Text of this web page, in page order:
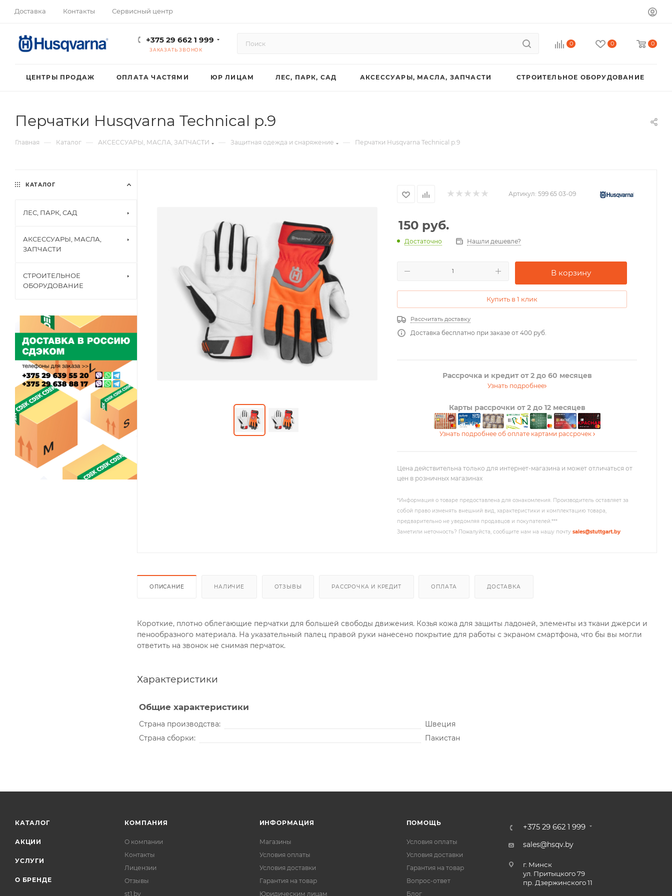
Доставка Контакты Сервисный центр
+375 29 662 1 999
ЗАКАЗАТЬ ЗВОНОК
0 0 0
ЦЕНТРЫ ПРОДАЖ ОПЛАТА ЧАСТЯМИ ЮР ЛИЦАМ ЛЕС, ПАРК, САД АКСЕССУАРЫ, МАСЛА, ЗАПЧАСТИ СТРОИТЕЛЬНОЕ ОБОРУДОВАНИЕ
Перчатки Husqvarna Technical р.9
Главная — Каталог — АКСЕССУАРЫ, МАСЛА, ЗАПЧАСТИ — Защитная одежда и снаряжение — Перчатки Husqvarna Technical р.9
Артикул: 599 65 03-09
150 руб.
Достаточно Нашли дешевле?
В корзину
Купить в 1 клик
Рассчитать доставку
Доставка бесплатно при заказе от 400 руб.
Рассрочка и кредит от 2 до 60 месяцев
Узнать подробнее
Карты рассрочки от 2 до 12 месяцев
Узнать подробнее об оплате картами рассрочек
Цена действительна только для интернет-магазина и может отличаться от
цен в розничных магазинах
*Информация о товаре предоставлена для ознакомления. Производитель оставляет за
собой право изменять внешний вид, характеристики и комплектацию товара,
предварительно не уведомляя продавцов и покупателей.***
Заметили неточность? Пожалуйста, сообщите нам на нашу почту sales@stuttgart.by
ОПИСАНИЕ НАЛИЧИЕ ОТЗЫВЫ РАССРОЧКА И КРЕДИТ ОПЛАТА ДОСТАВКА
Короткие, плотно облегающие перчатки для большей свободы движения. Козья кожа для защиты ладоней, элементы из ткани джерси и
пенообразного материала. На указательный палец правой руки нанесено покрытие для работы с экраном смартфона, что бы вы могли
ответить на звонок не снимая перчаток.
Характеристики
Общие характеристики
Страна производства
Швеция
Страна сборки
Пакистан
КАТАЛОГ
ЛЕС, ПАРК, САД
АКСЕССУАРЫ, МАСЛА,
ЗАПЧАСТИ
СТРОИТЕЛЬНОЕ
ОБОРУДОВАНИЕ
КАТАЛОГ
АКЦИИ
УСЛУГИ
О БРЕНДЕ
КОМПАНИЯ
О компании
Контакты
Лицензии
Отзывы
st1.by
ИНФОРМАЦИЯ
Магазины
Условия оплаты
Условия доставки
Гарантия на товар
Юридическим лицам
ПОМОЩЬ
Условия оплаты
Условия доставки
Гарантия на товар
Вопрос-ответ
Блог
+375 29 662 1 999
sales@hsqv.by
г. Минск
ул. Притыцкого 79
пр. Дзержинского 11